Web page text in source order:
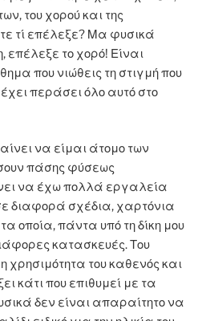
του χορού και της
τί επέλεξε? Μα φυσικά
επέλεξε το χορό! Είναι
που νιώθεις τη στιγμή που
έχει περάσει όλο αυτό στο
να είμαι άτομο των
πάσης φύσεως
να έχω πολλά εργαλεία
διαφορά σχέδια, χαρτόνια
οποία, πάντα υπό τη δίκη μου
κατασκευές. Του
χρησιμότητα του καθενός και
κάτι που επιθυμεί με τα
δεν είναι απαραίτητο να